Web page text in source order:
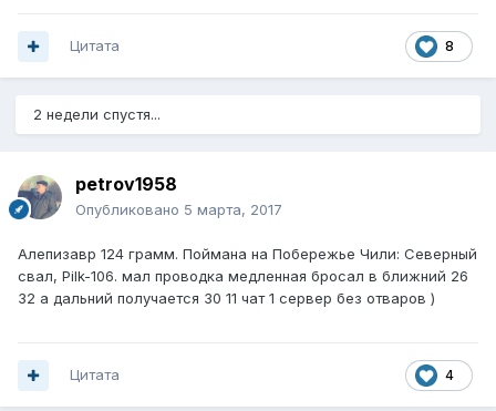
8
Цитата
2 недели спустя...
petrov1958
Опубликовано 5 марта, 2017
Алепизавр 124 грамм. Поймана на Побережье Чили: Северный
свал, Pilk-106. мал проводка медленная бросал в ближний 26
32 а дальний получается 30 11 чат 1 сервер без отваров )
4
Цитата